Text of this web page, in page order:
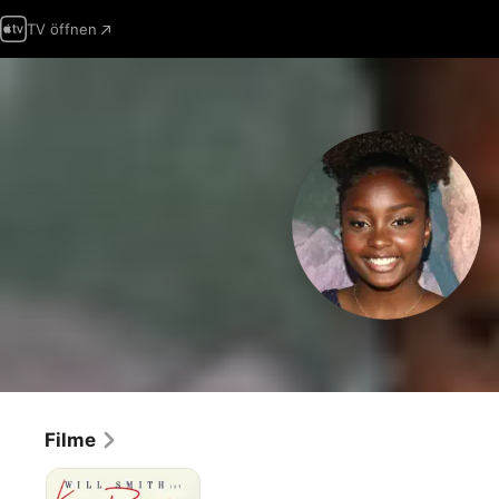
TV öffnen
Filme
King
Richard